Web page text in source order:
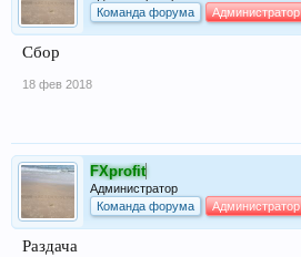
Команда форума
Администратор
Сбор
18 фев 2018
FXprofit
Администратор
Команда форума
Администратор
Раздача